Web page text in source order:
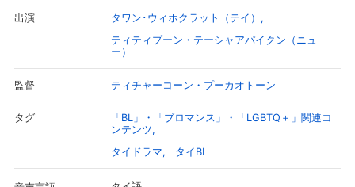
と便利です。
お気に入りに登録した作品を確認できま
す。お気に入りに追加した作品の削除も可
サイト内の閲覧履歴を確認できます。履歴
の削除も可能です。
サイト内で表示される作品の表示制限が可
出演
タワン･ウィホクラット（テイ）
ティティプーン・テーシャアパイクン（ニュ
ー）
監督 ティチャーコーン・プーカオトーン
タグ
「BL」・「ブロマンス」・「LGBTQ＋」関連コ
ンテンツ
タイドラマ
タイBL